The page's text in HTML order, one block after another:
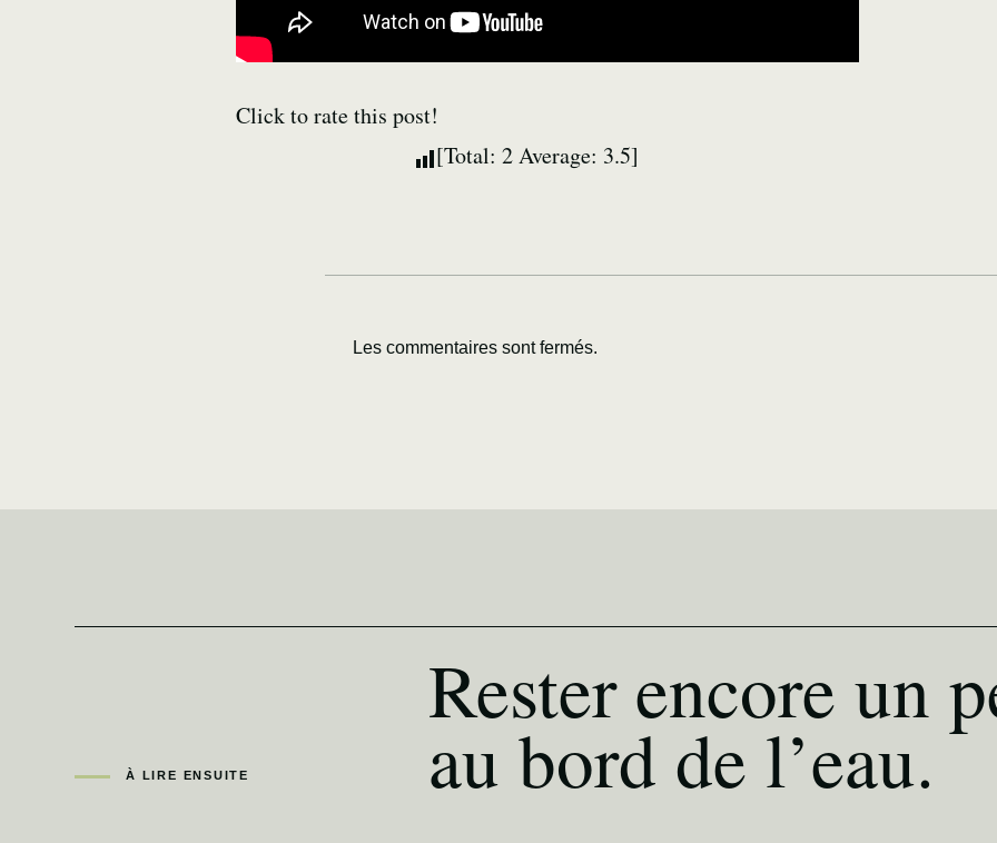
Click to rate this post!
[Total: 2Average: 3.5]
Les commentaires sont fermés.
À LIRE ENSUITE
Rester encore un
au bord de l’eau.